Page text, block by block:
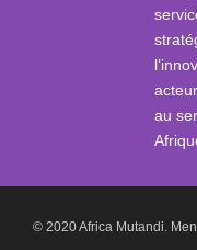
au
© 2020 Africa Mutandi.